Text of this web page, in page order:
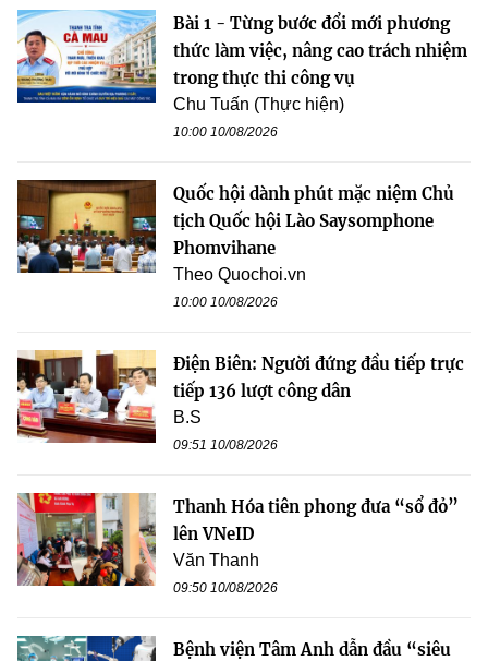
Bài 1 - Từng bước đổi mới phương
thức làm việc, nâng cao trách nhiệm
trong thực thi công vụ
Chu Tuấn (Thực hiện)
10:00 10/08/2026
Quốc hội dành phút mặc niệm Chủ
tịch Quốc hội Lào Saysomphone
Phomvihane
Theo Quochoi.vn
10:00 10/08/2026
Điện Biên: Người đứng đầu tiếp trực
tiếp 136 lượt công dân
B.S
09:51 10/08/2026
Thanh Hóa tiên phong đưa “sổ đỏ”
lên VNeID
Văn Thanh
09:50 10/08/2026
Bệnh viện Tâm Anh dẫn đầu “siêu